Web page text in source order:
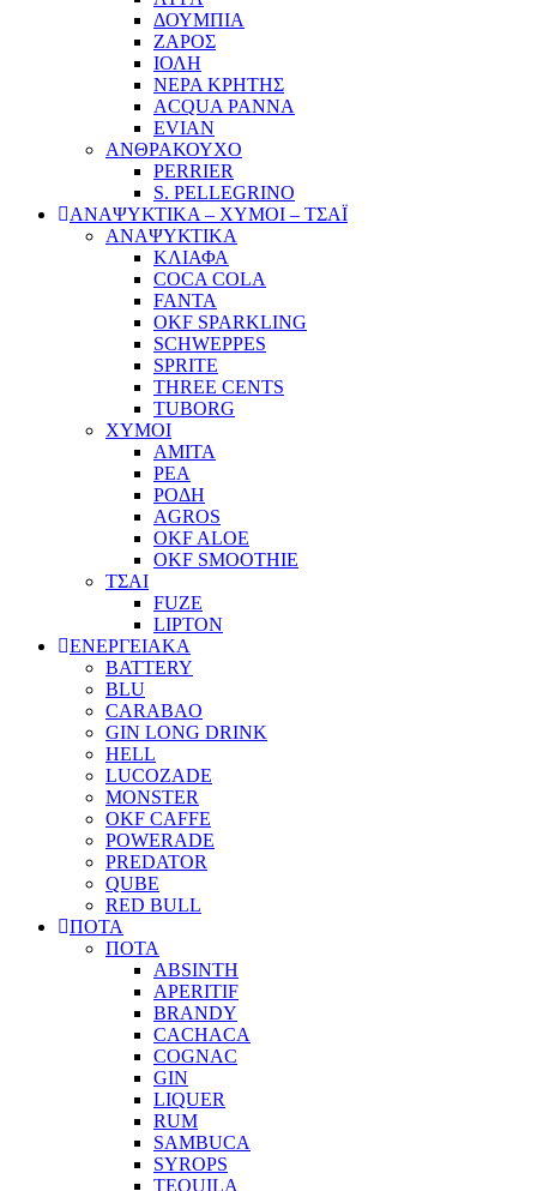
ΔΟΥΜΠΙΑ
ΖΑΡΟΣ
ΙΟΛΗ
ΝΕΡΑ ΚΡΗΤΗΣ
ACQUA PANNA
EVIAN
ΑΝΘΡΑΚΟΥΧΟ
PERRIER
S. PELLEGRINO
ΑΝΑΨΥΚΤΙΚΑ – ΧΥΜΟΙ – ΤΣΑΪ
ΑΝΑΨΥΚΤΙΚΑ
ΚΛΙΑΦΑ
COCA COLA
FANTA
OKF SPARKLING
SCHWEPPES
SPRITE
THREE CENTS
TUBORG
ΧΥΜΟΙ
ΑΜΙΤΑ
ΡΕΑ
ΡΟΔΗ
AGROS
OKF ALOE
OKF SMOOTHIE
ΤΣΑΙ
FUZE
LIPTON
ΕΝΕΡΓΕΙΑΚΑ
BATTERY
BLU
CARABAO
GIN LONG DRINK
HELL
LUCOZADE
MONSTER
OKF CAFFE
POWERADE
PREDATOR
QUBE
RED BULL
ΠΟΤΑ
ΠΟΤΑ
ABSINTH
APERITIF
BRANDY
CACHACA
COGNAC
GIN
LIQUER
RUM
SAMBUCA
SYROPS
TEQUILA